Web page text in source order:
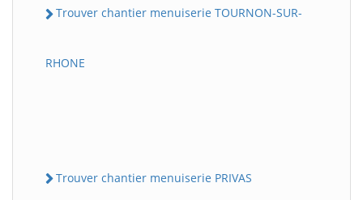
Trouver chantier menuiserie TOURNON-SUR-
RHONE
Trouver chantier menuiserie PRIVAS